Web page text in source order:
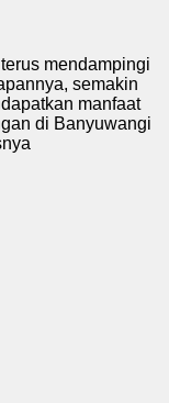
mendampingi
semakin
manfaat
di Banyuwangi